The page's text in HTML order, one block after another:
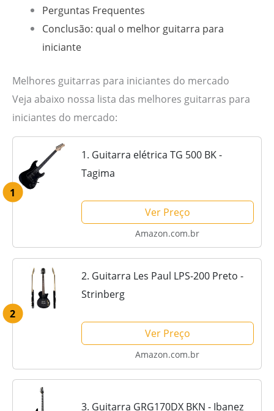
Perguntas Frequentes
Conclusão: qual o melhor guitarra para
iniciante
Melhores guitarras para iniciantes do mercado
Veja abaixo nossa lista das melhores guitarras para
iniciantes do mercado:
1
1. Guitarra elétrica TG 500 BK -
Tagima
Ver Preço
Amazon.com.br
2
2. Guitarra Les Paul LPS-200 Preto -
Strinberg
Ver Preço
Amazon.com.br
3. Guitarra GRG170DX BKN - Ibanez